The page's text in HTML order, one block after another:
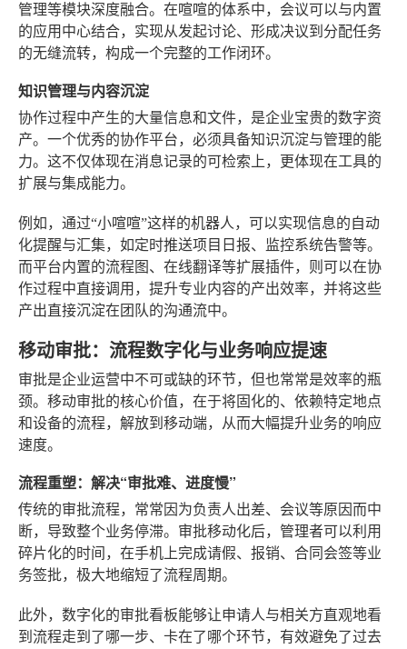
管理等模块深度融合。在喧喧的体系中，会议可以与内置
的应用中心结合，实现从发起讨论、形成决议到分配任务
的无缝流转，构成一个完整的工作闭环。
知识管理与内容沉淀
协作过程中产生的大量信息和文件，是企业宝贵的数字资
产。一个优秀的协作平台，必须具备知识沉淀与管理的能
力。这不仅体现在消息记录的可检索上，更体现在工具的
扩展与集成能力。
例如，通过“小喧喧”这样的机器人，可以实现信息的自动
化提醒与汇集，如定时推送项目日报、监控系统告警等。
而平台内置的流程图、在线翻译等扩展插件，则可以在协
作过程中直接调用，提升专业内容的产出效率，并将这些
产出直接沉淀在团队的沟通流中。
移动审批：流程数字化与业务响应提速
审批是企业运营中不可或缺的环节，但也常常是效率的瓶
颈。移动审批的核心价值，在于将固化的、依赖特定地点
和设备的流程，解放到移动端，从而大幅提升业务的响应
速度。
流程重塑：解决“审批难、进度慢”
传统的审批流程，常常因为负责人出差、会议等原因而中
断，导致整个业务停滞。审批移动化后，管理者可以利用
碎片化的时间，在手机上完成请假、报销、合同会签等业
务签批，极大地缩短了流程周期。
此外，数字化的审批看板能够让申请人与相关方直观地看
到流程走到了哪一步、卡在了哪个环节，有效避免了过去